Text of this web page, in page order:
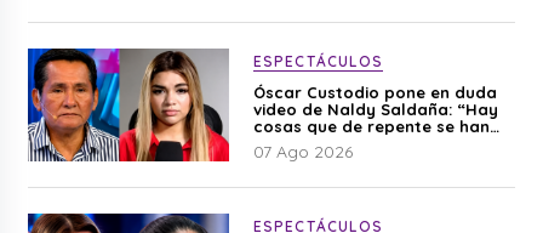
ESPECTÁCULOS
Óscar Custodio pone en duda
video de Naldy Saldaña: “Hay
cosas que de repente se han
editado”
07 Ago 2026
ESPECTÁCULOS